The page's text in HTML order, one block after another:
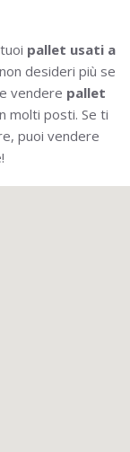
pallet usati a
desideri più se
vendere pallet
molti posti. Se ti
puoi vendere